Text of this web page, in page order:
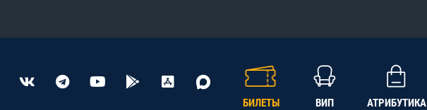
Конференция «Восток»
БИЛЕТЫ ВИП АТРИБУТИКА